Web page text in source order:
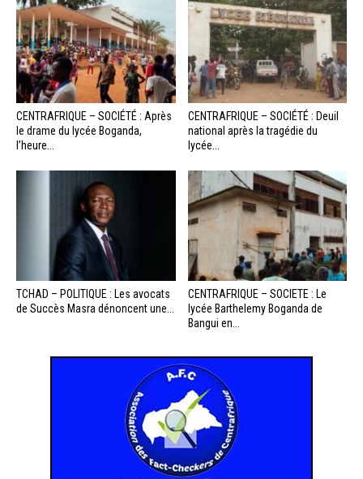
CENTRAFRIQUE – SOCIÉTÉ : Après
le drame du lycée Boganda,
l’heure...
CENTRAFRIQUE – SOCIÉTÉ : Deuil
national après la tragédie du
lycée...
TCHAD – POLITIQUE : Les avocats
de Succès Masra dénoncent une...
CENTRAFRIQUE – SOCIETE : Le
lycée Barthelemy Boganda de
Bangui en...